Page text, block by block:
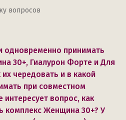
вопросов
одновременно принимать
30+, Гиалурон Форте и Для
их чередовать и в какой
при совместном
интересует вопрос, как
комплекс Женщина 30+? У